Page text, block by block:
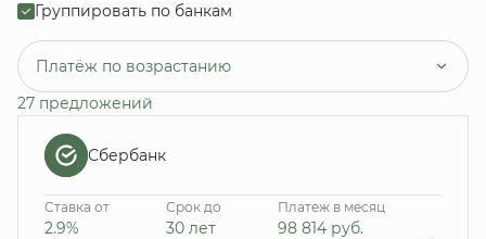
Группировать по банкам
Платёж по возрастанию
27 предложений
Сбербанк
Ставка от
2.9%
Срок до
30 лет
Платеж в месяц
98 814 руб.